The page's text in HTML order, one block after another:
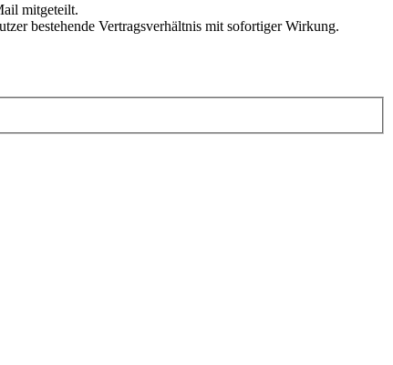
mitgeteilt.
bestehende Vertragsverhältnis mit sofortiger Wirkung.